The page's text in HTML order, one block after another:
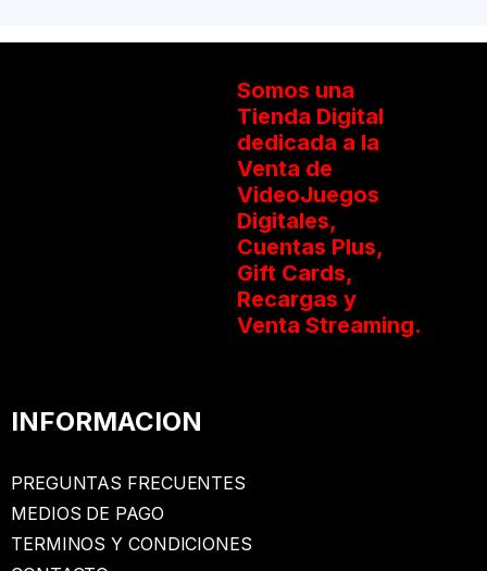
Somos una
Tienda Digital
dedicada a la
Venta de
VideoJuegos
Digitales,
Cuentas Plus,
Gift Cards,
Recargas y
Venta Streaming.
INFORMACION
PREGUNTAS FRECUENTES
MEDIOS DE PAGO
TERMINOS Y CONDICIONES